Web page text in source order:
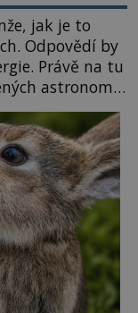
jak je to
Odpovědí by
Právě na tu
astronomů.
kometu!
Gary Bernstein
v rámci